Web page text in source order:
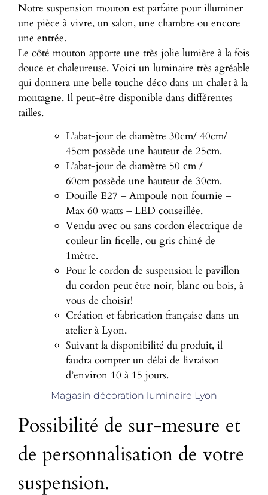
Notre suspension mouton est parfaite pour illuminer
une pièce à vivre, un salon, une chambre ou encore
une entrée.
Le côté mouton apporte une très jolie lumière à la fois
douce et chaleureuse. Voici un luminaire très agréable
qui donnera une belle touche déco dans un chalet à la
montagne. Il peut-être disponible dans différentes
tailles.
L’abat-jour de diamètre 30cm/ 40cm/
45cm possède une hauteur de 25cm.
L’abat-jour de diamètre 50 cm /
60cm possède une hauteur de 30cm.
Douille E27 – Ampoule non fournie –
Max 60 watts – LED conseillée.
Vendu avec ou sans cordon électrique de
couleur lin ficelle, ou gris chiné de
1mètre.
Pour le cordon de suspension le pavillon
du cordon peut être noir, blanc ou bois, à
vous de choisir!
Création et fabrication française dans un
atelier à Lyon.
Suivant la disponibilité du produit, il
faudra compter un délai de livraison
d’environ 10 à 15 jours.
Magasin décoration luminaire Lyon
Possibilité de sur-mesure et
de personnalisation de votre
suspension.